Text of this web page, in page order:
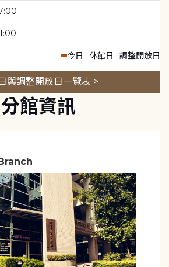
今日 休館日 調整開放日
與調整開放日一覽表 >
分館資訊